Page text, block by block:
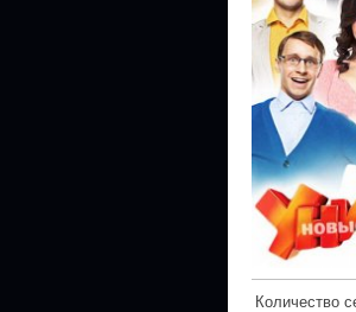
Количество